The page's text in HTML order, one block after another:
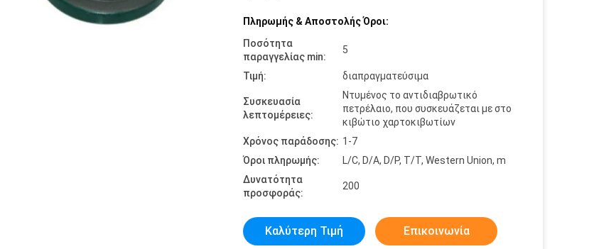
Πληρωμής & Αποστολής Όροι:
Ποσότητα
παραγγελίας min:
5
Τιμή: διαπραγματεύσιμα
Συσκευασία
λεπτομέρειες:
Ντυμένος το αντιδιαβρωτικό
πετρέλαιο, που συσκευάζεται με στο
κιβώτιο χαρτοκιβωτίων
Χρόνος παράδοσης: 1-7
Όροι πληρωμής:
L/C, D/A, D/P, T/T, Western Union, m
Δυνατότητα
προσφοράς:
200
Καλύτερη Τιμή Επικοινωνία